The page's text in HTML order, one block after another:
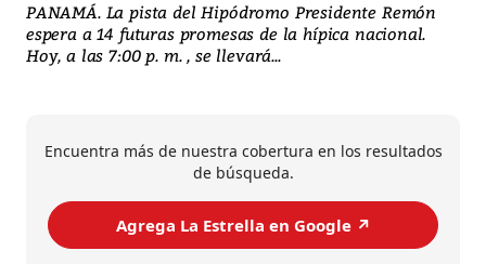
PANAMÁ. La pista del Hipódromo Presidente Remón
espera a 14 futuras promesas de la hípica nacional.
Hoy, a las 7:00 p. m. , se llevará...
Encuentra más de nuestra cobertura en los resultados
de búsqueda.
Agrega La Estrella en Google ↗️